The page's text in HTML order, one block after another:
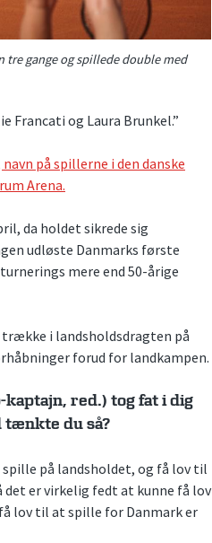
gange og spillede double med
Francati og Laura Brunkel.”
på spillerne i den danske
Arena.
da holdet sikrede sig
udløste Danmarks første
mere end 50-årige
trække i landsholdsdragten på
forud for landkampen.
red.) tog fat i dig
tænkte du så?
på landsholdet, og få lov til
det er virkelig fedt at kunne få lov
lov til at spille for Danmark er